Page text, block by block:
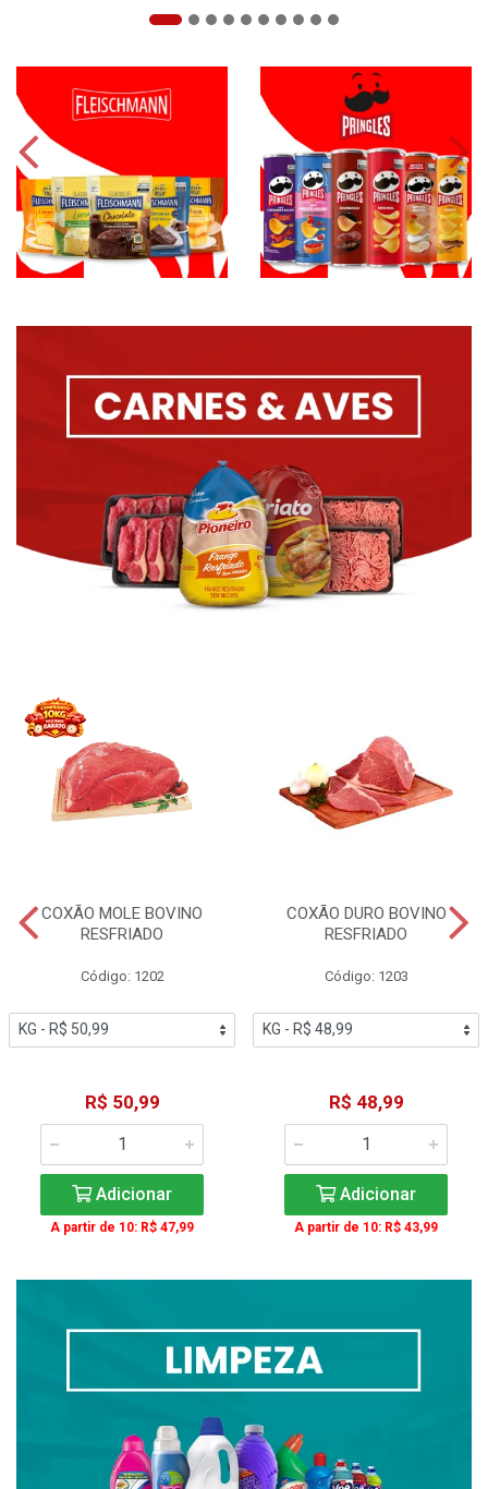
COXÃO MOLE BOVINO
RESFRIADO
Código: 1202
R$ 50,99
Adicionar
A partir de 10: R$ 47,99
COXÃO DURO BOVINO
RESFRIADO
Código: 1203
R$ 48,99
Adicionar
A partir de 10: R$ 43,99